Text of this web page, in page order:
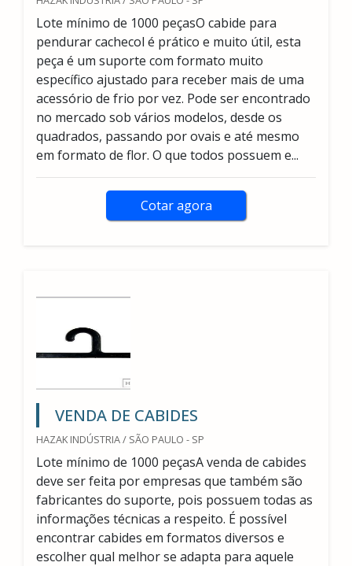
Lote mínimo de 1000 peçasO cabide para
pendurar cachecol é prático e muito útil, esta
peça é um suporte com formato muito
específico ajustado para receber mais de uma
acessório de frio por vez. Pode ser encontrado
no mercado sob vários modelos, desde os
quadrados, passando por ovais e até mesmo
em formato de flor. O que todos possuem e...
Cotar agora
VENDA DE CABIDES
HAZAK INDÚSTRIA / SÃO PAULO - SP
Lote mínimo de 1000 peçasA venda de cabides
deve ser feita por empresas que também são
fabricantes do suporte, pois possuem todas as
informações técnicas a respeito. É possível
encontrar cabides em formatos diversos e
escolher qual melhor se adapta para aquele